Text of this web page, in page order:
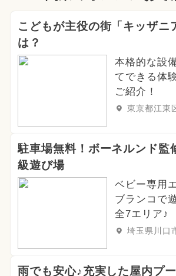
こどもが主役の街「キッザニ
は？
本格的な設
てできる体
ご紹介！
東京都江東
駐車場無料！ボーネルンド監
級遊び場
ベビー専用
ブランコで
全7エリア♪
埼玉県川口
雨でも安心♪充実した屋内プ